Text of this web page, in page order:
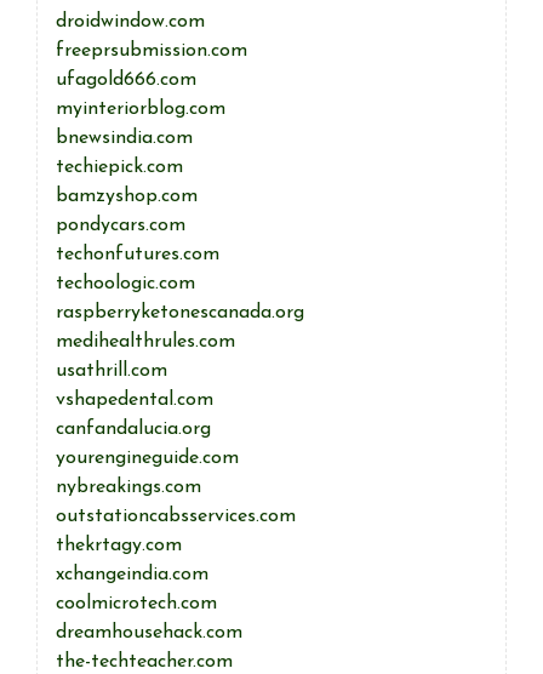
droidwindow.com
freeprsubmission.com
ufagold666.com
myinteriorblog.com
bnewsindia.com
techiepick.com
bamzyshop.com
pondycars.com
techonfutures.com
techoologic.com
raspberryketonescanada.org
medihealthrules.com
usathrill.com
vshapedental.com
canfandalucia.org
yourengineguide.com
nybreakings.com
outstationcabsservices.com
thekrtagy.com
xchangeindia.com
coolmicrotech.com
dreamhousehack.com
the-techteacher.com